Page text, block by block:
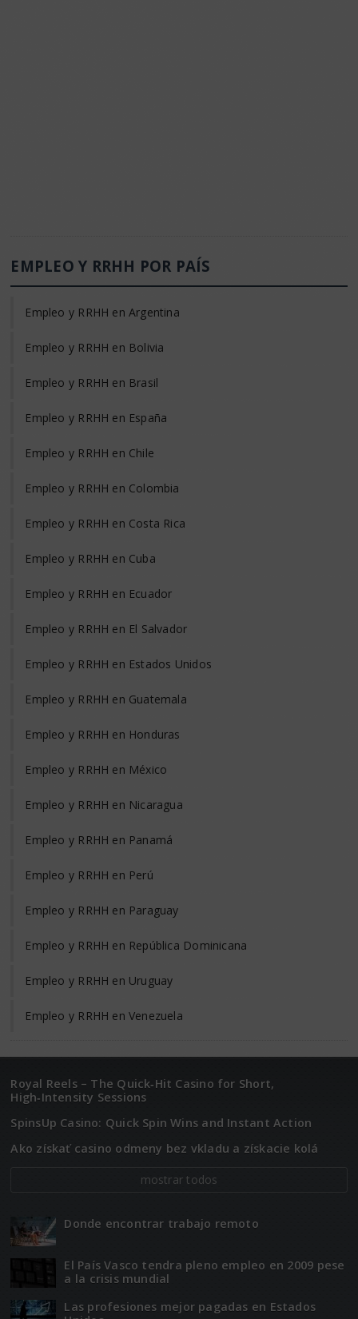
EMPLEO Y RRHH POR PAÍS
Empleo y RRHH en Argentina
Empleo y RRHH en Bolivia
Empleo y RRHH en Brasil
Empleo y RRHH en España
Empleo y RRHH en Chile
Empleo y RRHH en Colombia
Empleo y RRHH en Costa Rica
Empleo y RRHH en Cuba
Empleo y RRHH en Ecuador
Empleo y RRHH en El Salvador
Empleo y RRHH en Estados Unidos
Empleo y RRHH en Guatemala
Empleo y RRHH en Honduras
Empleo y RRHH en México
Empleo y RRHH en Nicaragua
Empleo y RRHH en Panamá
Empleo y RRHH en Perú
Empleo y RRHH en Paraguay
Empleo y RRHH en República Dominicana
Empleo y RRHH en Uruguay
Empleo y RRHH en Venezuela
Royal Reels – The Quick‑Hit Casino for Short,
High‑Intensity Sessions
SpinsUp Casino: Quick Spin Wins and Instant Action
Ako získať casino odmeny bez vkladu a získacie kolá
mostrar todos
Donde encontrar trabajo remoto
El Paí­­s Vasco tendra pleno empleo en 2009 pese
a la crisis mundial
Las profesiones mejor pagadas en Estados